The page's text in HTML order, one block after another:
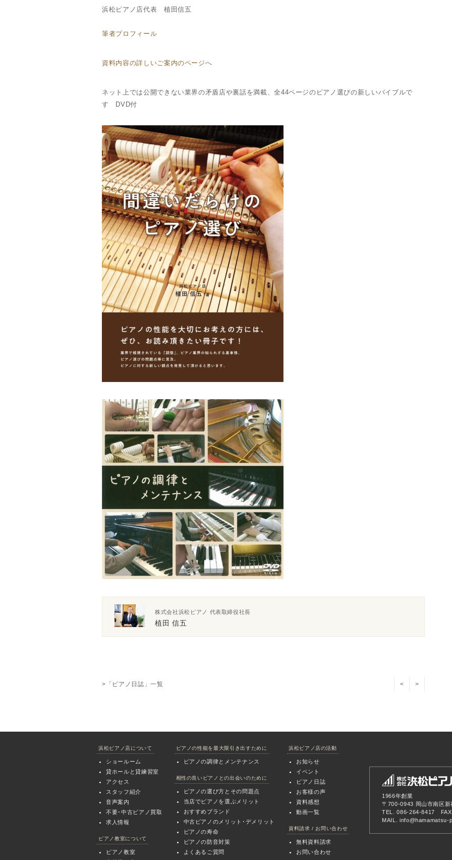
浜松ピアノ店代表 植田信五
筆者プロフィール
資料内容の詳しいご案内のページへ
ネット上では公開できない業界の矛盾店や裏話を満載、全44ページのピアノ選びの新しいバイブルで
す DVD付
株式会社浜松ピアノ 代表取締役社長
植田 信五
>「ピアノ日誌」一覧 < >
1966年創業
〒700-0943 岡山市南区
TEL. 086-264-8417
MAIL. info@hamamatsu-
浜松ピアノ店について
ショールーム
貸ホールと貸練習室
アクセス
スタッフ紹介
音声案内
不要･中古ピアノ買取
求人情報
ピアノ教室について
ピアノ教室
ピアノの性能を最大限引き出すために
ピアノの調律とメンテナンス
相性の良いピアノとの出会いのために
ピアノの選び方とその問題点
当店でピアノを選ぶメリット
おすすめブランド
中古ピアノのメリット･デメリット
ピアノの寿命
ピアノの防音対策
よくあるご質問
浜松ピアノ店の活動
お知らせ
イベント
ピアノ日誌
お客様の声
資料感想
動画一覧
資料請求 / お問い合わせ
無料資料請求
お問い合わせ